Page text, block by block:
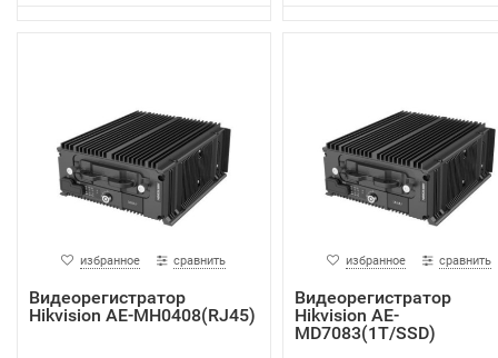
избранное сравнить
Видеорегистратор
Hikvision AE-MH0408(RJ45)
избранное сравнить
Видеорегистратор
Hikvision AE-
MD7083(1T/SSD)